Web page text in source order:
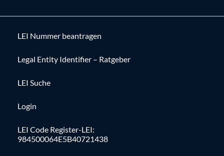
LEI Nummer beantragen
Legal Entity Identifier – Ratgeber
LEI Suche
Login
LEI Code Register-LEI:
984500064E5B40721438